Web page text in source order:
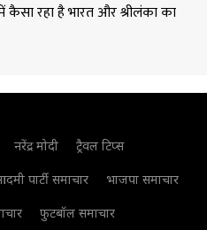
कैसा रहा है भारत और श्रीलंका का
नरेंद्र मोदी
ट्रैवल टिप्स
पार्टी समाचार
भाजपा समाचार
फुटबॉल समाचार